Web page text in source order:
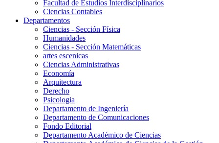
Facultad de Estudios Interdisciplinarios
Ciencias Contables
Departamentos
Ciencias - Sección Física
Humanidades
Ciencias - Sección Matemáticas
artes escenicas
Ciencias Administrativas
Economía
Arquitectura
Derecho
Psicologia
Departamento de Ingeniería
Departamento de Comunicaciones
Fondo Editorial
Departamento Académico de Ciencias